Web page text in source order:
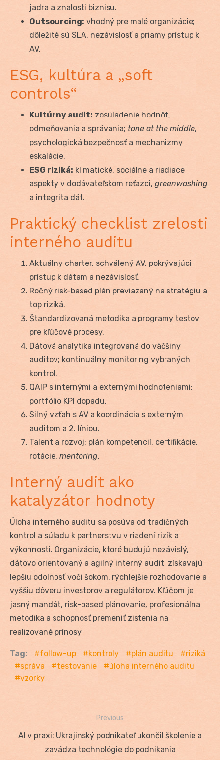
jadra a znalosti biznisu.
Outsourcing: vhodný pre malé organizácie;
dôležité sú SLA, nezávislosť a priamy prístup k
AV.
ESG, kultúra a „soft
controls“
Kultúrny audit: zosúladenie hodnôt,
odmeňovania a správania; tone at the middle,
psychologická bezpečnosť a mechanizmy
eskalácie.
ESG riziká: klimatické, sociálne a riadiace
aspekty v dodávateľskom reťazci, greenwashing
a integrita dát.
Praktický checklist zrelosti
interného auditu
Aktuálny charter, schválený AV, pokrývajúci
prístup k dátam a nezávislosť.
Ročný risk-based plán previazaný na stratégiu a
top riziká.
Štandardizovaná metodika a programy testov
pre kľúčové procesy.
Dátová analytika integrovaná do väčšiny
auditov; kontinuálny monitoring vybraných
kontrol.
QAIP s internými a externými hodnoteniami;
portfólio KPI dopadu.
Silný vzťah s AV a koordinácia s externým
auditom a 2. líniou.
Talent a rozvoj: plán kompetencií, certifikácie,
rotácie, mentoring.
Interný audit ako
katalyzátor hodnoty
Úloha interného auditu sa posúva od tradičných
kontrol a súladu k partnerstvu v riadení rizík a
výkonnosti. Organizácie, ktoré budujú nezávislý,
dátovo orientovaný a agilný interný audit, získavajú
lepšiu odolnosť voči šokom, rýchlejšie rozhodovanie a
vyššiu dôveru investorov a regulátorov. Kľúčom je
jasný mandát, risk-based plánovanie, profesionálna
metodika a schopnosť premeniť zistenia na
realizované prínosy.
Tag: follow-up kontroly plán auditu
riziká
správa
testovanie
úloha interného auditu
vzorky
Navigácia
Previous
Previous
AI v praxi: Ukrajinský podnikateľ ukončil školenie a
zavádza technológie do podnikania